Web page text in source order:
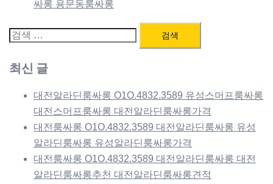
싸롱 용문동룸싸롱
검
최신 글
대전알라딘룸싸롱 O1O.4832.3589 유성스머프룸싸롱
대전스머프룸싸롱 대전알라딘룸싸롱가격
대전룸싸롱 O1O.4832.3589 대전알라딘룸싸롱 유성
알라딘룸싸롱 유성알라딘룸싸롱가격
대전룸싸롱 O1O.4832.3589 대전알라딘룸싸롱 대전
알라딘룸싸롱추천 대전알라딘룸싸롱견적